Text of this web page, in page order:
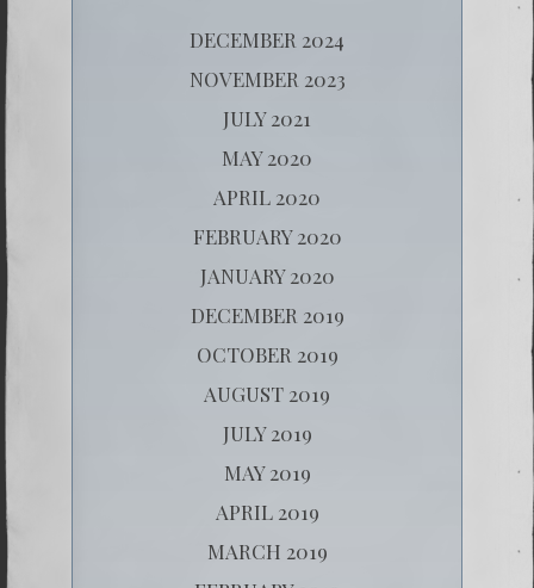
DECEMBER 2024
NOVEMBER 2023
JULY 2021
MAY 2020
APRIL 2020
FEBRUARY 2020
JANUARY 2020
DECEMBER 2019
OCTOBER 2019
AUGUST 2019
JULY 2019
MAY 2019
APRIL 2019
MARCH 2019